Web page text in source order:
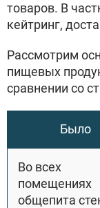
товаров. В
кейтринг,
Рассмотрим
пищевых
сравнении со
Было
Во всех
помещениях
общепита